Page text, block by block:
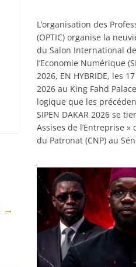
→
L’organisation des
(OPTIC) organise la
du Salon International
l’Economie Numérique
2026, EN HYBRIDE, les
2026 au King Fahd
logique que les
SIPEN DAKAR 2026 se
Assises de l’Entreprise
du Patronat (CNP) au